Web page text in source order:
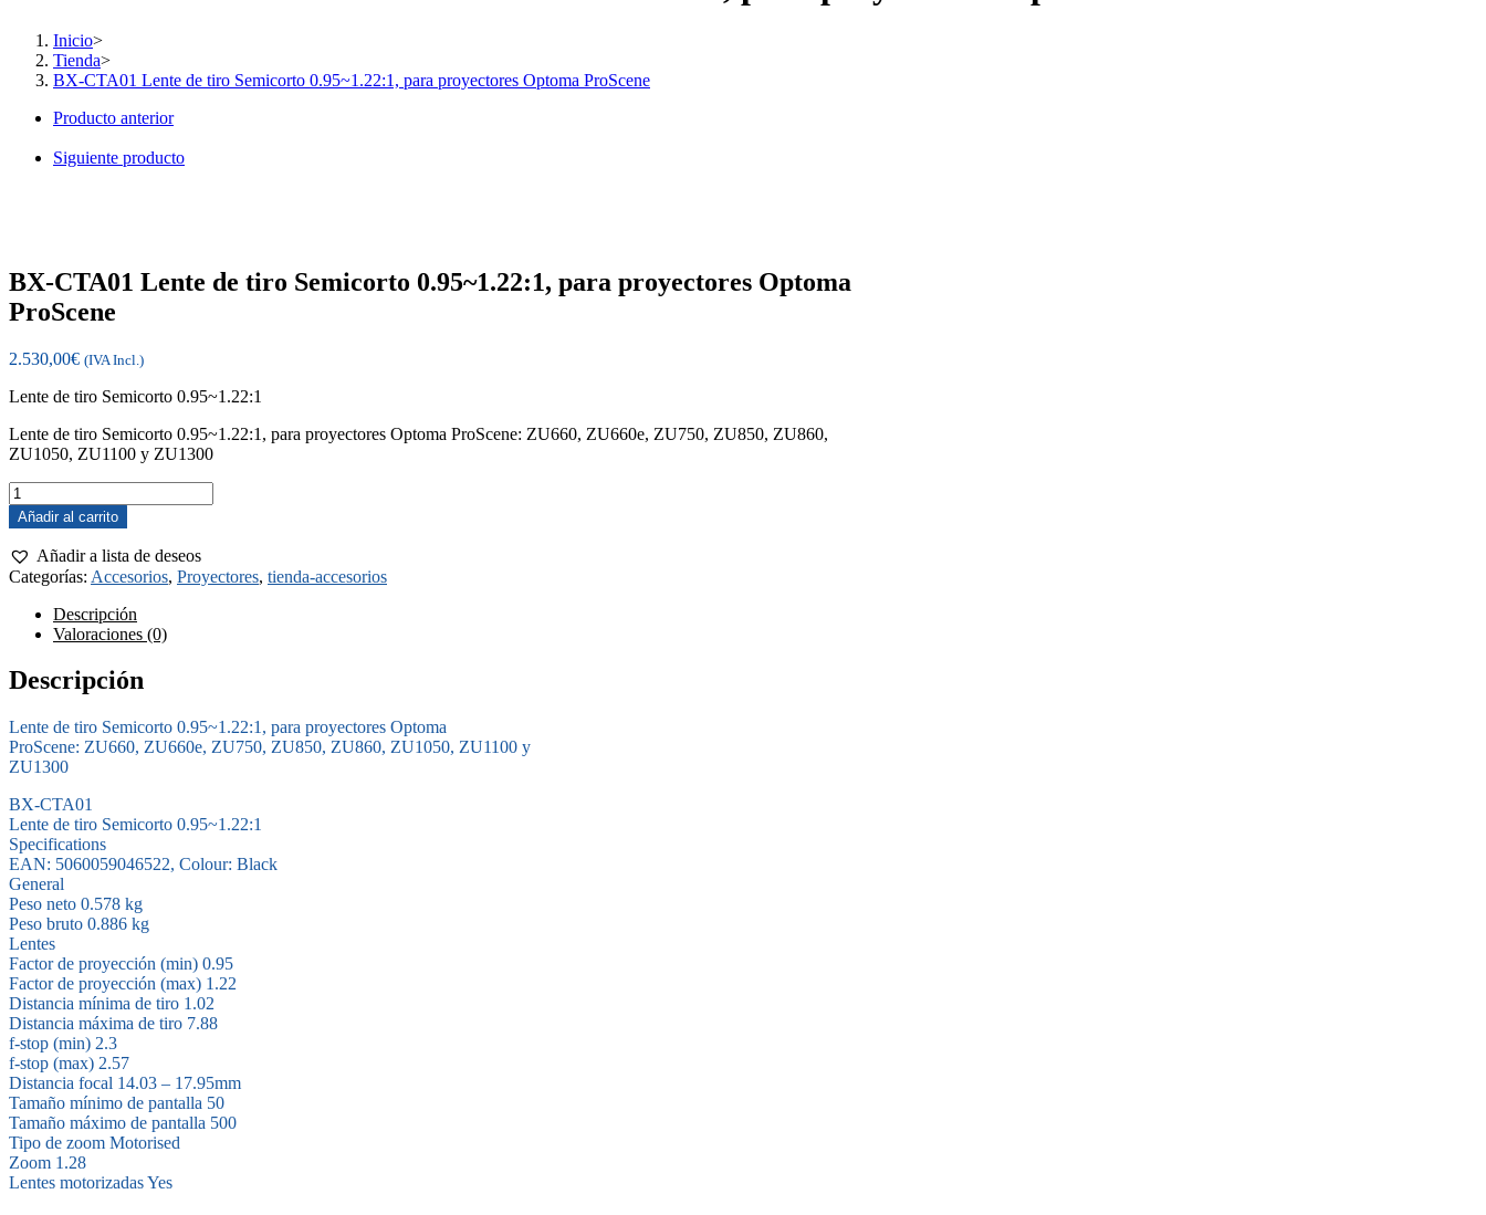
para
proyectores
Optoma
cantidad
Inicio>
Tienda>
BX-CTA01 Lente de tiro Semicorto 0.95~1.22:1, para proyectores Optoma ProScene
Producto anterior
Siguiente producto
BX-CTA01 Lente de tiro Semicorto 0.95~1.22:1, para proyectores Optoma
ProScene
2.530,00€ (IVA Incl.)
Lente de tiro Semicorto 0.95~1.22:1
Lente de tiro Semicorto 0.95~1.22:1, para proyectores Optoma ProScene: ZU660, ZU660e, ZU750, ZU850, ZU860,
ZU1050, ZU1100 y ZU1300
BX-
CTA01
Lente
de
tiro
Semicorto
0.95~1.22:1,
para
Optoma
ProScene
Añadir al carrito
Añadir a lista de deseos
Categorías: Accesorios, Proyectores, tienda-accesorios
Descripción
Valoraciones (0)
Descripción
Lente de tiro Semicorto 0.95~1.22:1, para proyectores Optoma
ProScene: ZU660, ZU660e, ZU750, ZU850, ZU860, ZU1050, ZU1100 y
ZU1300
BX-CTA01
Lente de tiro Semicorto 0.95~1.22:1
Specifications
EAN: 5060059046522, Colour: Black
General
Peso neto 0.578 kg
Peso bruto 0.886 kg
Lentes
Factor de proyección (min) 0.95
Factor de proyección (max) 1.22
Distancia mínima de tiro 1.02
Distancia máxima de tiro 7.88
f-stop (min) 2.3
f-stop (max) 2.57
Distancia focal 14.03 – 17.95mm
Tamaño mínimo de pantalla 50
Tamaño máximo de pantalla 500
Tipo de zoom Motorised
Zoom 1.28
Lentes motorizadas Yes